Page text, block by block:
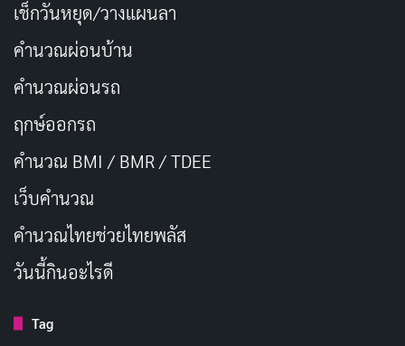
Tim Storyผู้กำกับนำเสนอสไตล์แอคชั่นที่เรียบง่ายแต่มี
พลัง ฉากไล่ล่าถูกถ่ายทำด้วยมุมกล้องที่ชวนลุ้น โดยไม่เน้น
เอฟเฟกต์ตระการตาแบบหนังบล็อกบัสเตอร์ แต่เลือกใช้
ความสมจริงที่ทำให้เรารู้สึกใกล้ชิด สีสันและการตัดต่อช่วย
ขับเน้นอารมณ์ของตัวละครได้ดี โดยเฉพาะฉากในคาสิโนที่
เต็มไปด้วยความตึงเครียด
หนังเรื่องนี้ผสมผสานแอคชั่นกับคอมเมดี้ได้อย่างสมดุล แม้
กำกับของ Story ทำให้ทุกฉากรู้สึกเป็นธรรมชาติ ราวกับเรา
เช็กวันหยุด/วางแผนลา
คำนวณผ่อนบ้าน
คำนวณผ่อนรถ
ฤกษ์ออกรถ
คำนวณ BMI / BMR / TDEE
เว็บคํานวณ
คํานวณไทยช่วยไทยพลัส
วันนี้กินอะไรดี
Tag